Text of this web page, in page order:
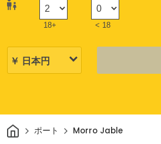
18+ < 18
家 ポート Morro Jable